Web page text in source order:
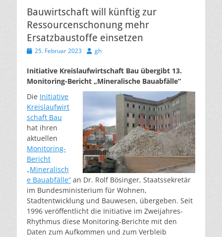
Bauwirtschaft will künftig zur
Ressourcenschonung mehr
Ersatzbaustoffe einsetzen
Veröffentlicht
25. Februar 2023 Autor
gh
Initiative Kreislaufwirtschaft Bau übergibt 13.
Monitoring-Bericht „Mineralische Bauabfälle“
Die Initiative
Kreislaufwirt
schaft Bau
hat ihren
aktuellen
Monitoring-
Bericht
„Mineralisch
e Bauabfälle“ an Dr. Rolf Bösinger, Staatssekretär
im Bundesministerium für Wohnen,
Stadtentwicklung und Bauwesen, übergeben. Seit
1996 veröffentlicht die Initiative im Zweijahres-
Rhythmus diese Monitoring-Berichte mit den
Daten zum Aufkommen und zum Verbleib